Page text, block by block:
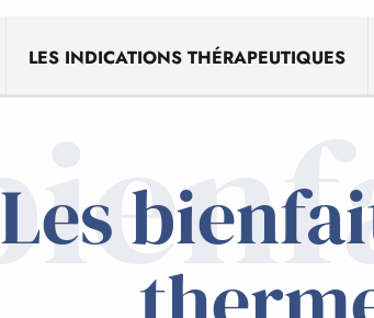
LES INDICATIONS THÉRAPEUTIQUES
Les